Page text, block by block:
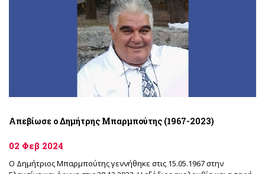
Απεβίωσε ο Δημήτρης Μπαρμπούτης (1967-2023)
02 Φεβ 2024
Ο Δημήτριος Μπαρμπούτης γεννήθηκε στις 15.05.1967 στην